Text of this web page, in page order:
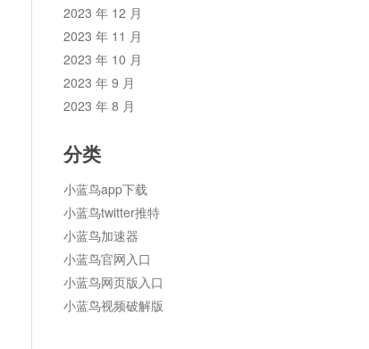
2023 年 12 月
2023 年 11 月
2023 年 10 月
2023 年 9 月
2023 年 8 月
分类
小蓝鸟app下载
小蓝鸟twitter推特
小蓝鸟加速器
小蓝鸟官网入口
小蓝鸟网页版入口
小蓝鸟视频破解版